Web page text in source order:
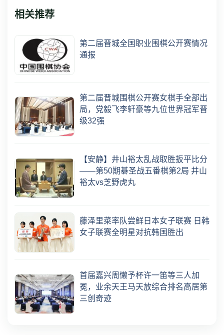
相关推荐
第二届晋城全国职业围棋公开赛情况
通报
第二届晋城围棋公开赛女棋手全部出
局，党毅飞李轩豪等九位世界冠军晋
级32强
【安静】井山裕太乱战取胜扳平比分
——第50期碁圣战五番棋第2局 井山
裕太vs芝野虎丸
藤泽里菜率队尝鲜日本女子联赛 日韩
女子联赛全明星对抗韩国胜出
首届嘉兴周懒予杯许一笛等三人加
冕，业余天王马天放综合排名高居第
三创奇迹